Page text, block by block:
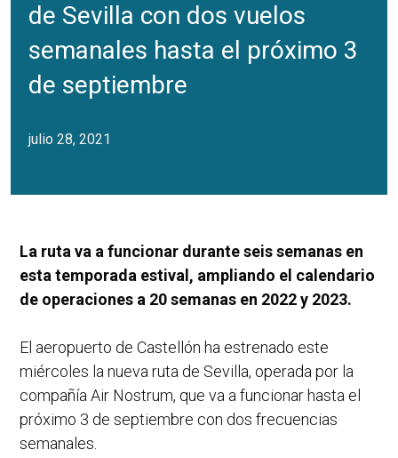
de Sevilla con dos vuelos
semanales hasta el próximo 3
de septiembre
julio 28, 2021
La ruta va a funcionar durante seis semanas en
esta temporada estival, ampliando el calendario
de operaciones a 20 semanas en 2022 y 2023.
El aeropuerto de Castellón ha estrenado este
miércoles la nueva ruta de Sevilla, operada por la
compañía Air Nostrum, que va a funcionar hasta el
próximo 3 de septiembre con dos frecuencias
semanales.